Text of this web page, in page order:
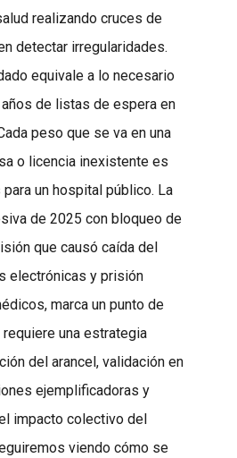
realizando cruces de
detectar irregularidades.
equivale a lo necesario
de listas de espera en
peso que se va en una
o licencia inexistente es
un hospital público. La
de 2025 con bloqueo de
que causó caída del
electrónicas y prisión
marca un punto de
una estrategia
del arancel, validación en
ejemplificadoras y
impacto colectivo del
viendo cómo se